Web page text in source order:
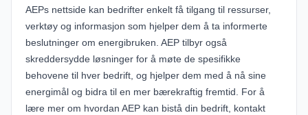
AEPs nettside kan bedrifter enkelt få tilgang til ressurser,
verktøy og informasjon som hjelper dem å ta informerte
beslutninger om energibruken. AEP tilbyr også
skreddersydde løsninger for å møte de spesifikke
behovene til hver bedrift, og hjelper dem med å nå sine
energimål og bidra til en mer bærekraftig fremtid. For å
lære mer om hvordan AEP kan bistå din bedrift, kontakt